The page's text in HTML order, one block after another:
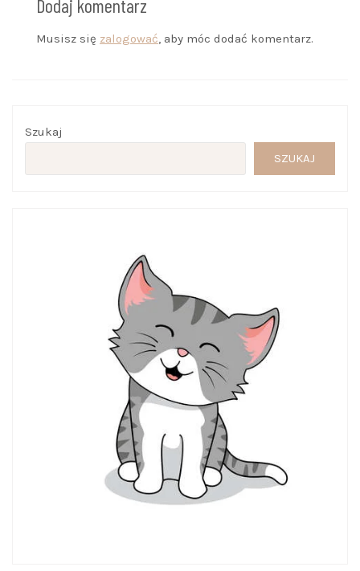
Dodaj komentarz
Musisz się zalogować, aby móc dodać komentarz.
Szukaj
SZUKAJ